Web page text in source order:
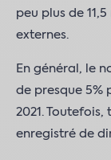
peu plus de
externes.
En général, le
de presque 5%
2021.
enregistré de